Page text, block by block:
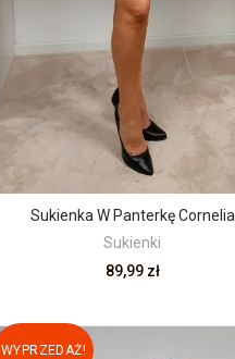
Sukienka W Panterkę Cornelia
Sukienki
89,99 zł
WYPRZEDAŻ!